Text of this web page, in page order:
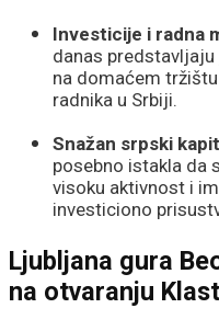
frontu!
Investicije i radna
danas
na domaćem
radnika u Srbiji.
Snažan srpski
posebno istakla da
visoku aktivnost i
investiciono
Ljubljana gura
na otvaranju